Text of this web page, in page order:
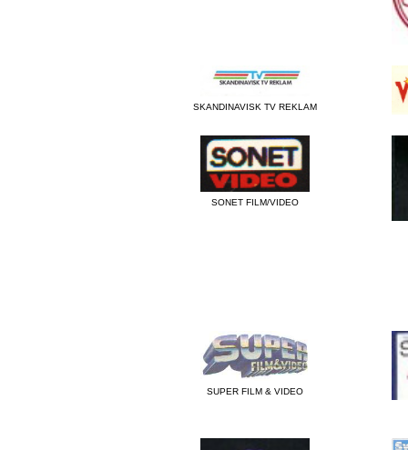
SKANDINAVISK TV REKLAM
SONET FILM/VIDEO
SUPER FILM & VIDEO